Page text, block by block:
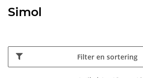
Simol
Filter en sortering